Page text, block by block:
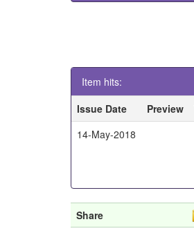
Item hits:
Issue Date
Preview
14-May-2018
Share